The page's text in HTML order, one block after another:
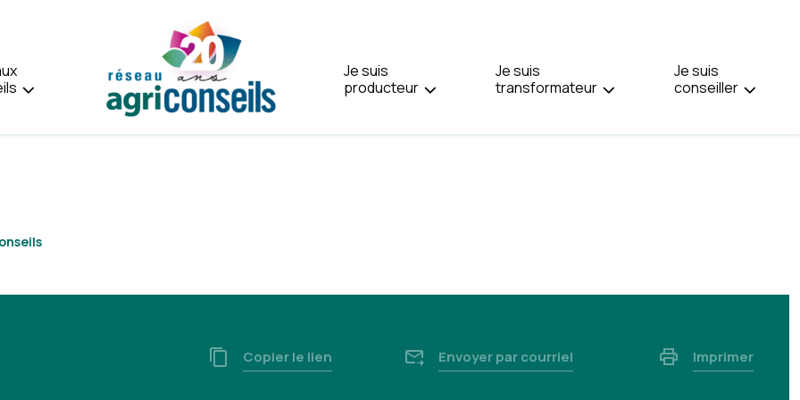
Je suis
producteur
Je suis
transformateur
Je suis
conseiller
ENGLISH.
Copier le lien Envoyer par courriel Imprimer